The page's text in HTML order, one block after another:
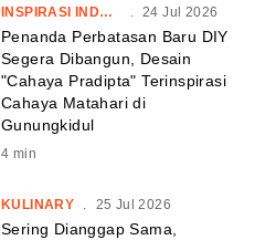
INSPIRASI INDONESIA . 24 Jul 2026
Penanda Perbatasan Baru DIY
Segera Dibangun, Desain
"Cahaya Pradipta" Terinspirasi
Cahaya Matahari di
Gunungkidul
4 min
KULINARY . 25 Jul 2026
Sering Dianggap Sama,